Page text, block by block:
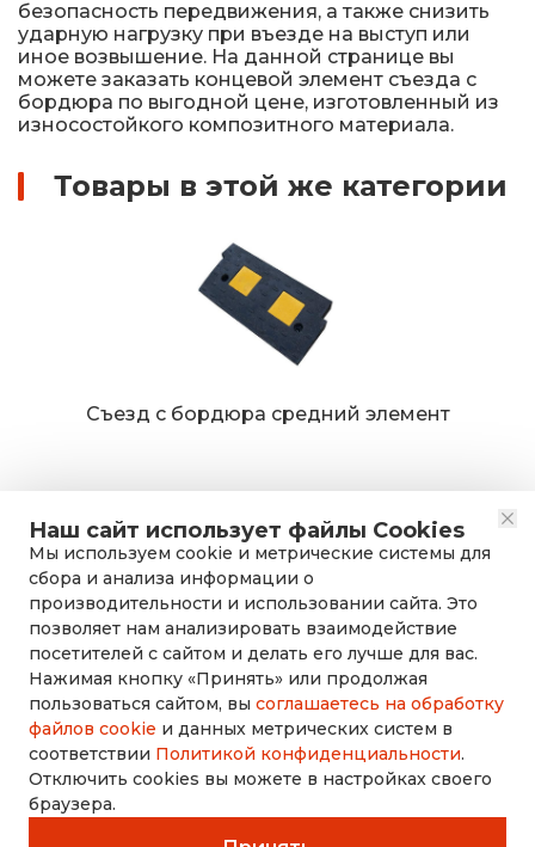
Наш сайт использует файлы Cookies
Мы используем cookie и метрические системы для
сбора и анализа информации о
производительности и использовании сайта. Это
позволяет нам анализировать взаимодействие
посетителей с сайтом и делать его лучше для вас.
Нажимая кнопку «Принять» или продолжая
пользоваться сайтом, вы соглашаетесь на обработку
файлов cookie и данных метрических систем в
соответствии Политикой конфиденциальности.
Отключить cookies вы можете в настройках своего
браузера.
безопасность передвижения, а также снизить
ударную нагрузку при въезде на выступ или
иное возвышение. На данной странице вы
можете заказать концевой элемент съезда с
бордюра по выгодной цене, изготовленный из
износостойкого композитного материала.
Товары в этой же категории
Съезд с бордюра средний элемент
rusdorznak@mail.ru
+7 (8452) 53-70-71